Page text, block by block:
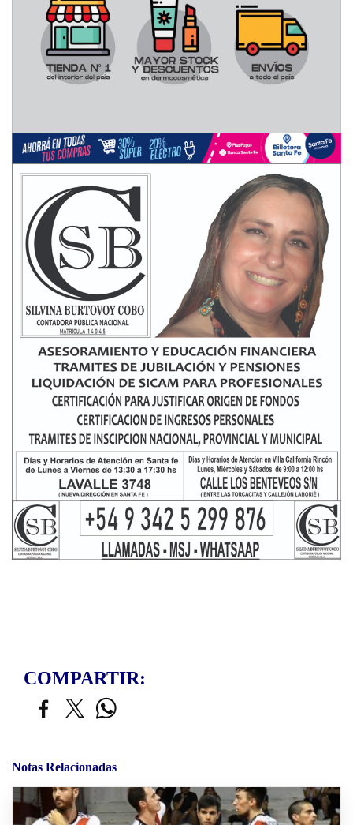
COMPARTIR:
Notas Relacionadas